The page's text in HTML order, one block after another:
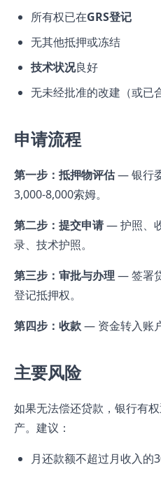
所有权已在GRS登记
无其他抵押或冻结
技术状况良好
无未经批准的改建（或已
申请流程
第一步：抵押物评估— 银行
3,000-8,000索姆。
第二步：提交申请— 护照、
录、技术护照。
第三步：审批与办理 — 签署
登记抵押权。
第四步：收款— 资金转入账
主要风险
如果无法偿还贷款，银行有
产。建议：
月还款额不超过月收入的